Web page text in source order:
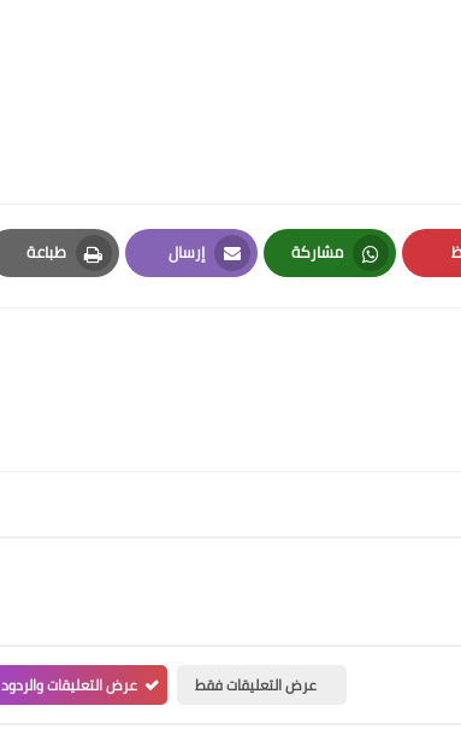
مشاركة
Whatsapp
إرسال
Email
طباعة
Print
عرض التعليقات فقط عرض التعليقات والردود